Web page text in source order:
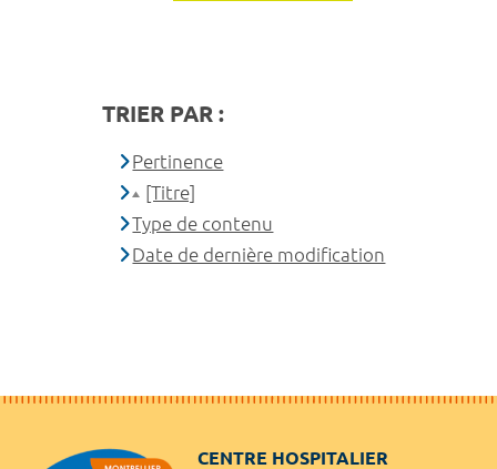
TRIER PAR :
Pertinence
[Titre]
Type de contenu
Date de dernière modification
CENTRE HOSPITALIER